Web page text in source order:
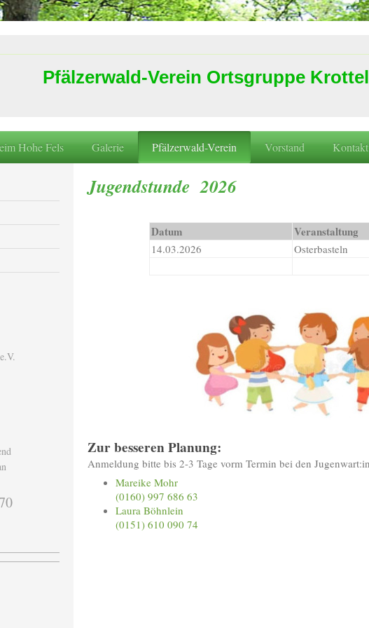
Pfälzerwald-Verein Ortsgruppe
Hohe Fels Galerie Pfälzerwald-Verein Vorstand Kontakt
Jugendstunde 2026
Datum Veranstaltung
14.03.2026 Osterbasteln
Zur besseren Planung:
Anmeldung bitte bis 2-3 Tage vorm Termin bei den
Mareike Mohr
(0160) 997 686 63
Laura Böhnlein
(0151) 610 090 74